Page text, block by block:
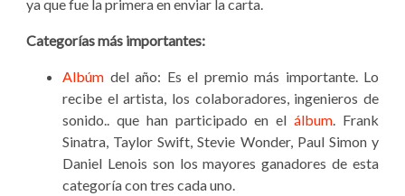
ya que fue la primera en enviar la carta.
Categorías más importantes:
Albúm del año: Es el premio más importante. Lo
recibe el artista, los colaboradores, ingenieros de
sonido.. que han participado en elálbum . Frank
Sinatra, Taylor Swift, Stevie Wonder, Paul Simon y
Daniel Lenois son los mayores ganadores de esta
categoría con tres cada uno.